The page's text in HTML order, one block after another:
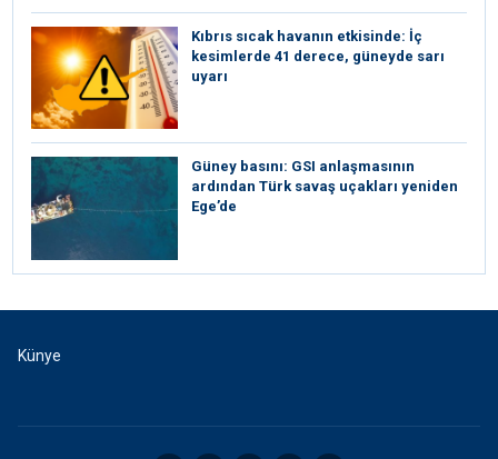
Kıbrıs sıcak havanın etkisinde: İç
kesimlerde 41 derece, güneyde sarı
uyarı
Güney basını: ⁠GSI anlaşmasının
ardından Türk savaş uçakları yeniden
Ege’de
Künye